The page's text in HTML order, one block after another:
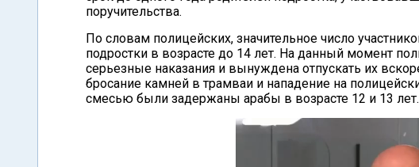
поручительства.
По словам полицейских, значительное число
подростки в возрасте до 14 лет. На данный момент
серьезные наказания и вынуждена отпускать их
бросание камней в трамваи и нападение на
смесью были задержаны арабы в возрасте 12 и 13 лет.